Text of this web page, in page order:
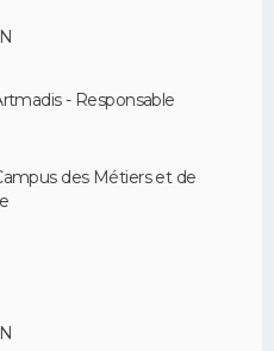
- Responsable
des Métiers et de